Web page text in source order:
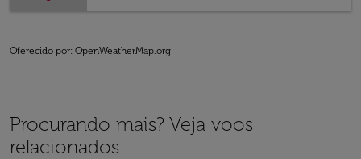
Oferecido por: OpenWeatherMap.org
Procurando mais? Veja voos
relacionados